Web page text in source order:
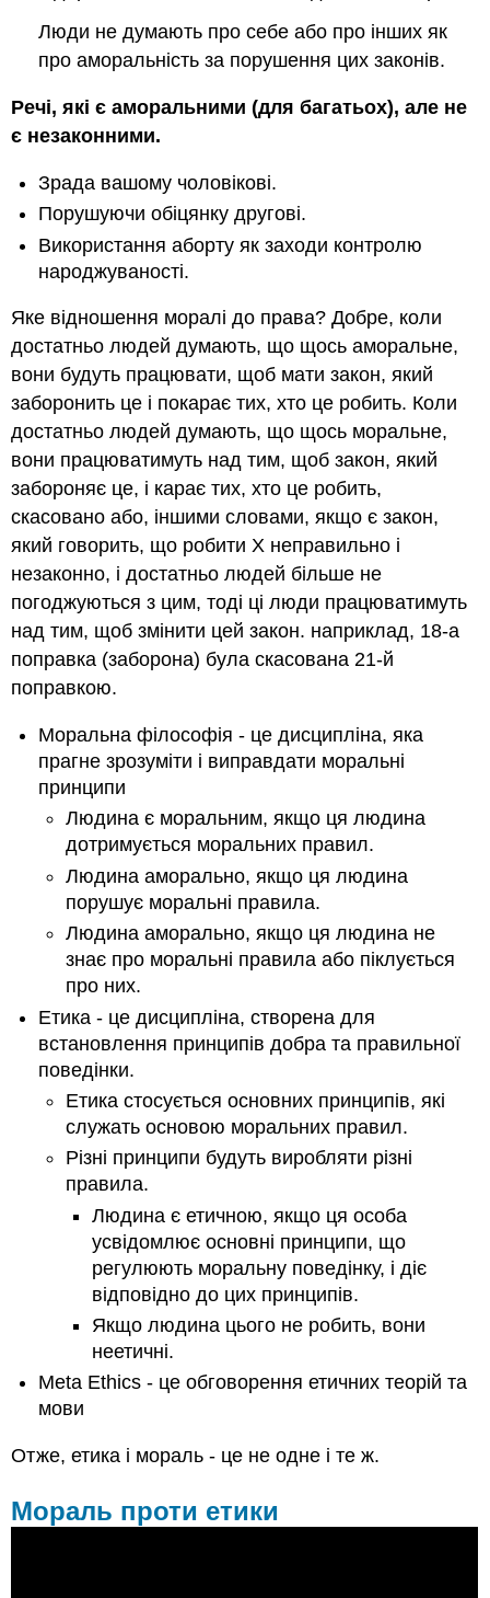
Люди не думають про себе або про інших як
про аморальність за порушення цих законів.
Речі, які є аморальними (для багатьох), але не
є незаконними.
Зрада вашому чоловікові.
Порушуючи обіцянку другові.
Використання аборту як заходи контролю
народжуваності.
Яке відношення моралі до права? Добре, коли
достатньо людей думають, що щось аморальне,
вони будуть працювати, щоб мати закон, який
заборонить це і покарає тих, хто це робить. Коли
достатньо людей думають, що щось моральне,
вони працюватимуть над тим, щоб закон, який
забороняє це, і карає тих, хто це робить,
скасовано або, іншими словами, якщо є закон,
який говорить, що робити X неправильно і
незаконно, і достатньо людей більше не
погоджуються з цим, тоді ці люди працюватимуть
над тим, щоб змінити цей закон. наприклад, 18-а
поправка (заборона) була скасована 21-й
поправкою.
Моральна філософія - це дисципліна, яка
прагне зрозуміти і виправдати моральні
принципи
Людина є моральним, якщо ця людина
дотримується моральних правил.
Людина аморально, якщо ця людина
порушує моральні правила.
Людина аморально, якщо ця людина не
знає про моральні правила або піклується
про них.
Етика - це дисципліна, створена для
встановлення принципів добра та правильної
поведінки.
Етика стосується основних принципів, які
служать основою моральних правил.
Різні принципи будуть виробляти різні
правила.
Людина є етичною, якщо ця особа
усвідомлює основні принципи, що
регулюють моральну поведінку, і діє
відповідно до цих принципів.
Якщо людина цього не робить, вони
неетичні.
Meta Ethics - це обговорення етичних теорій та
мови
Отже, етика і мораль - це не одне і те ж.
Мораль проти етики